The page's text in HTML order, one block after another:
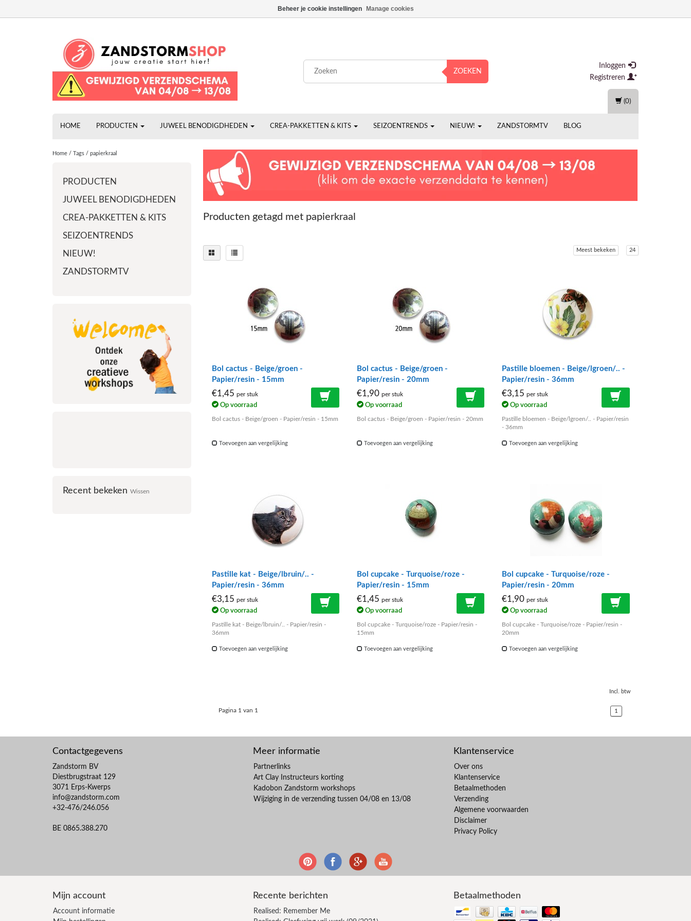
ZOEKEN
Inloggen
Registreren
HOME PRODUCTEN JUWEEL BENODIGDHEDEN CREA-PAKKETTEN & KITS SEIZOENTRENDS NIEUW! ZANDSTORMTV BLOG
(0)
Home / Tags / papierkraal
PRODUCTEN
JUWEEL BENODIGDHEDEN
CREA-PAKKETTEN & KITS
SEIZOENTRENDS
NIEUW!
ZANDSTORMTV
Recent bekeken Wissen
Producten getagd met papierkraal
Meest bekeken 24
Bol cactus - Beige/groen -
Papier/resin - 15mm
€1,45 per stuk
Op voorraad
Bol cactus - Beige/groen - Papier/resin - 15mm
Toevoegen aan vergelijking
Bol cactus - Beige/groen -
Papier/resin - 20mm
€1,90 per stuk
Op voorraad
Bol cactus - Beige/groen - Papier/resin - 20mm
Toevoegen aan vergelijking
Pastille bloemen - Beige/lgroen/.. -
Papier/resin - 36mm
€3,15per stuk
Op voorraad
Pastille bloemen - Beige/lgroen/.. - Papier/resin
- 36mm
Toevoegen aan vergelijking
Pastille kat - Beige/lbruin/.. -
Papier/resin - 36mm
€3,15 per stuk
Op voorraad
Pastille kat - Beige/lbruin/.. - Papier/resin -
36mm
Toevoegen aan vergelijking
Bol cupcake - Turquoise/roze -
Papier/resin - 15mm
€1,45 per stuk
Op voorraad
Bol cupcake - Turquoise/roze - Papier/resin -
15mm
Toevoegen aan vergelijking
Bol cupcake - Turquoise/roze -
Papier/resin - 20mm
€1,90per stuk
Op voorraad
Bol cupcake - Turquoise/roze - Papier/resin -
20mm
Toevoegen aan vergelijking
Incl. btw
Pagina 1 van 1 1
Contactgegevens
Zandstorm BV
Diestbrugstraat 129
3071 Erps-Kwerps
info@zandstorm.com
+32-476/246.056
BE 0865.388.270
Meer informatie
Partnerlinks
Art Clay Instructeurs korting
Kadobon Zandstorm workshops
Wijziging in de verzending tussen 04/08 en 13/08
Klantenservice
Over ons
Klantenservice
Betaalmethoden
Verzending
Algemene voorwaarden
Disclaimer
Privacy Policy
Mijn account
Account informatie
Recente berichten
Realised: Remember Me
Betaalmethoden
Beheer je cookie instellingen Manage cookies